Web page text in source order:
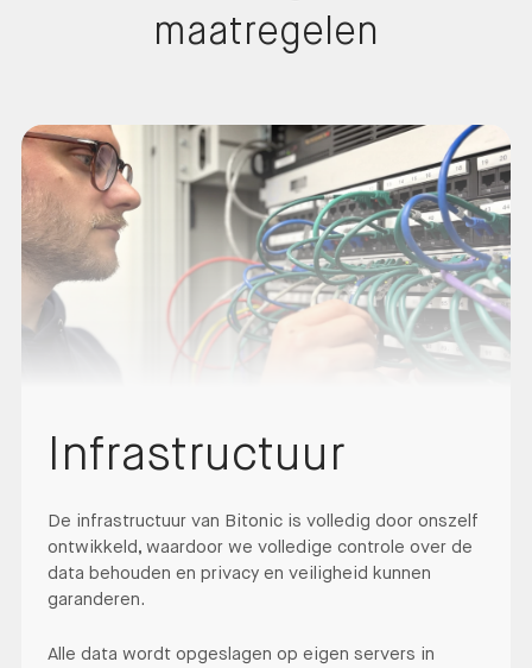
maatregelen
Infrastructuur
De infrastructuur van Bitonic is volledig door onszelf
ontwikkeld, waardoor we volledige controle over de
data behouden en privacy en veiligheid kunnen
garanderen.
Alle data wordt opgeslagen op eigen servers in